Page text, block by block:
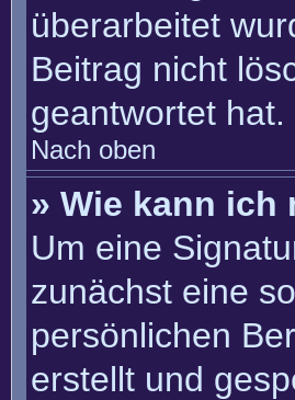
überarbeitet
Beitrag nicht
geantwortet hat.
Nach oben
» Wie kann ich
Um eine
zunächst eine
persönlichen
erstellt und